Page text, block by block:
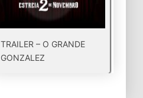
TRAILER – O GRANDE
GONZALEZ